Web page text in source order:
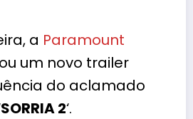
a Paramount
um novo trailer
do aclamado
SORRIA 2‘.